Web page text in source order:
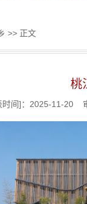
>> 正文
桃
时间]：2025-11-